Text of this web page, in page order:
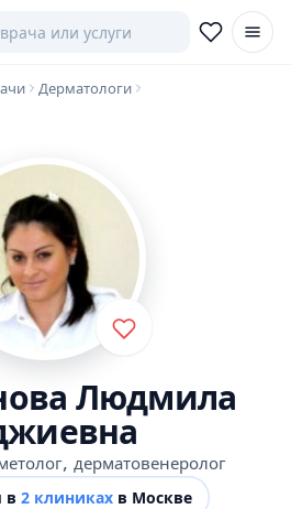
Дерматологи
Людмила
, дерматовенеролог
в 2 клиникахв Москве